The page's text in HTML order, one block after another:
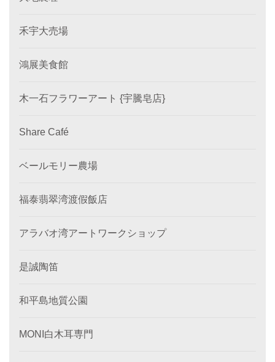
禾宇大売場
鴻展美食館
木一石フラワーアート {宇騰皂店}
Share Café
ベールモリー農場
福泰翡翠湾渡假飯店
アラバオ湾アートワークショップ
是誠陶笛
和平島地質公園
MONI白木耳専門